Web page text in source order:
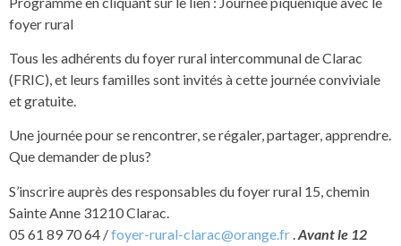
foyer rural
Tous les adhérents du foyer rural intercommunal de Clarac
(FRIC), et leurs familles sont invités à cette journée conviviale
et gratuite.
Une journée pour se rencontrer, se régaler, partager, apprendre.
Que demander de plus?
S’inscrire auprès des responsables du foyer rural 15, chemin
Sainte Anne 31210 Clarac.
05 61 89 70 64 /foyer-rural-clarac@orange.fr Avant le 12